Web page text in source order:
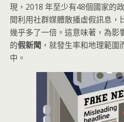
現，2018 年至少有48個國家的
間利用社群媒體散播虛假訊息，
幾乎多了一倍。這意味著，為影
的假新聞 ，就發生率和地理範
中。